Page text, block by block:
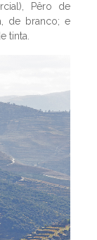
Pêro de
de branco; e
tinta.